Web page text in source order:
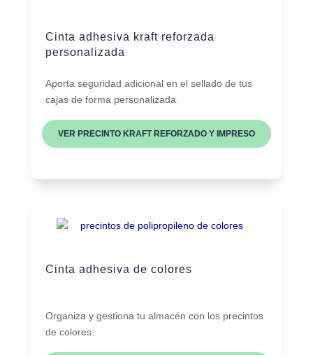
Cinta adhesiva kraft reforzada
personalizada
Aporta seguridad adicional en el sellado de tus
cajas de forma personalizada.
VER PRECINTO KRAFT REFORZADO Y IMPRESO
Cinta adhesiva de colores
Organiza y gestiona tu almacén con los precintos
de colores.